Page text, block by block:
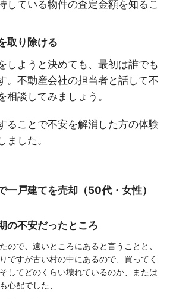
している物件の査定金額を知るこ
取り除ける
しようと決めても、最初は誰でも
。不動産会社の担当者と話して不
相談してみましょう。
ることで不安を解消した方の体験
ました。
一戸建てを売却（50代・女性）
の不安だったところ
ので、遠いところにあると言うことと、
ですが古い村の中にあるので、買ってく
してどのくらい壊れているのか、または
心配でした、